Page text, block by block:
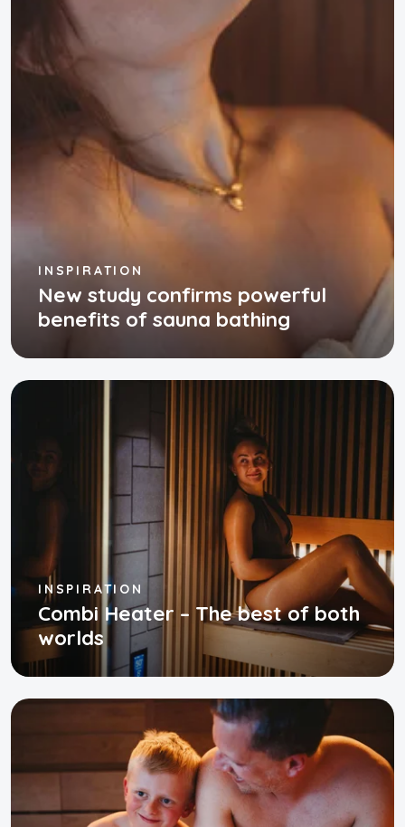
INSPIRATION
New study confirms powerful
benefits of sauna bathing
INSPIRATION
Combi Heater – The best of both
worlds